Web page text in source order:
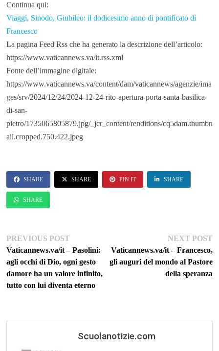
Continua qui:
Viaggi, Sinodo, Giubileo: il dodicesimo anno di pontificato di
Francesco
La pagina Feed Rss che ha generato la descrizione dell’articolo:
https://www.vaticannews.va/it.rss.xml
Fonte dell’immagine digitale:
https://www.vaticannews.va/content/dam/vaticannews/agenzie/ima
ges/srv/2024/12/24/2024-12-24-rito-apertura-porta-santa-basilica-
di-san-
pietro/1735065805879.jpg/_jcr_content/renditions/cq5dam.thumbn
ail.cropped.750.422.jpeg
SHARE SHARE PIN IT SHARE
SHARE
Navigazione
articoli
PREVIOUS POSTPrevious
post:
Vaticannews.va/it – Pasolini:
agli occhi di Dio, ogni gesto
damore ha un valore infinito,
tutto con lui diventa eterno
NEXT POST
Vaticannews.va/it – Francesco,
gli auguri del mondo al Pastore
della speranza
Scuolanotizie.com